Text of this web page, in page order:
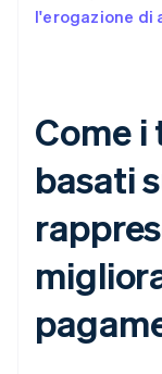
l'erogazione di
Come
basati